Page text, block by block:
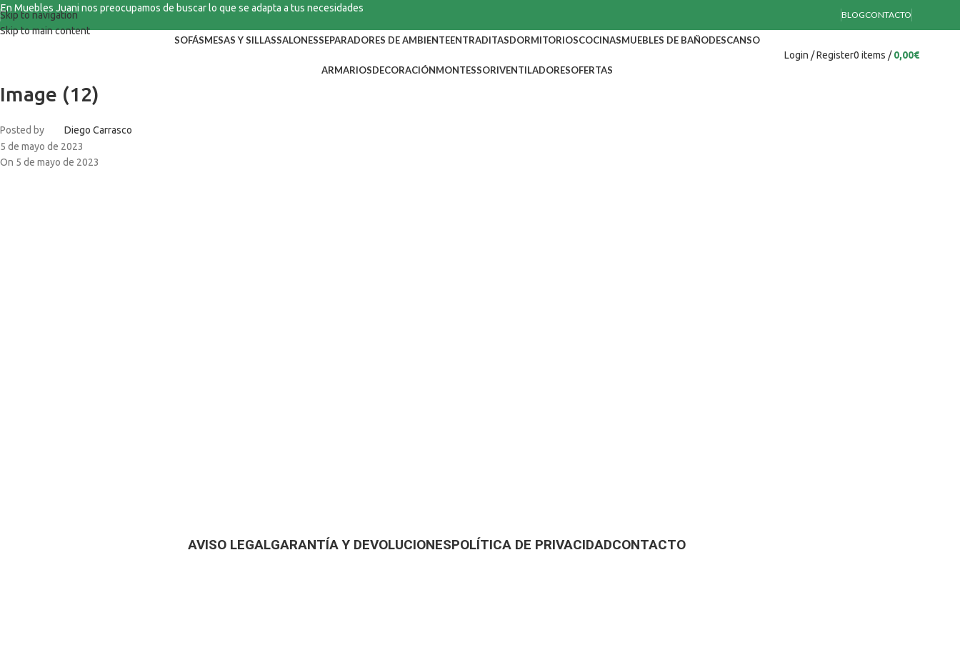
Skip to navigation
Skip to main content
En Muebles Juani nos preocupamos de buscar lo que se adapta a tus necesidades
BLOGCONTACTO
SOFÁSMESAS Y SILLASSALONESSEPARADORES DE AMBIENTEENTRADITASDORMITORIOSCOCINASMUEBLES DE BAÑODESCANSO
ARMARIOSDECORACIÓNMONTESSORIVENTILADORESOFERTAS
Login / Register0 items / 0,00€
Image (12)
Posted by
Diego Carrasco
5 de mayo de 2023
On 5 de mayo de 2023
AVISO LEGALGARANTÍA Y DEVOLUCIONESPOLÍTICA DE PRIVACIDADCONTACTO